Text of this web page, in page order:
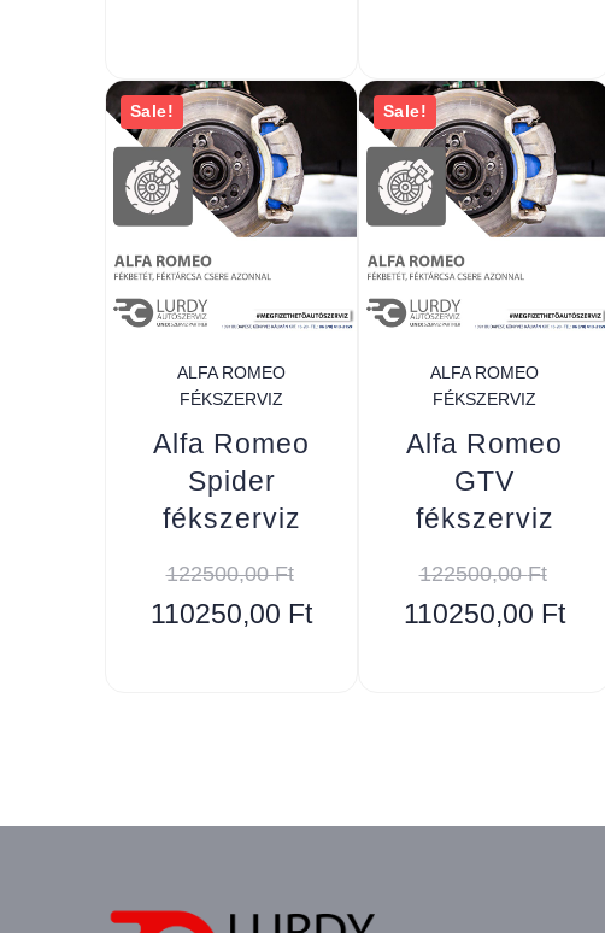
Sale!
ALFA ROMEO
FÉKSZERVIZ
Alfa Romeo
Spider
fékszerviz
122500,00Ft
110250,00 Ft
Sale!
ALFA ROMEO
FÉKSZERVIZ
Alfa Romeo
GTV
fékszerviz
122500,00Ft
110250,00 Ft